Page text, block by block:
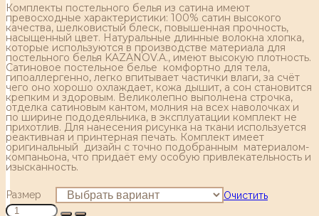
Комплекты постельного белья из сатина имеют
превосходные характеристики: 100% сатин высокого
качества, шелковистый блеск, повышенная прочность,
насыщенный цвет. Натуральные длинные волокна хлопка,
которые используются в производстве материала для
постельного белья KAZANOV.A., имеют высокую плотность.
Сатиновое постельное белье комфортно для тела,
гипоаллергенно, легко впитывает частички влаги, за счёт
чего оно хорошо охлаждает, кожа дышит, а сон становится
крепким и здоровым. Великолепно выполнена строчка,
отделка сатиновым кантом, молния на всех наволочках и
по ширине пододеяльника, в эксплуатации комплект не
прихотлив. Для нанесения рисунка на ткани используется
реактивная и принтерная печать. Комплект имеет
оригинальный дизайн с точно подобранным материалом-
компаньона, что придаёт ему особую привлекательность и
изысканность.
Размер Очистить